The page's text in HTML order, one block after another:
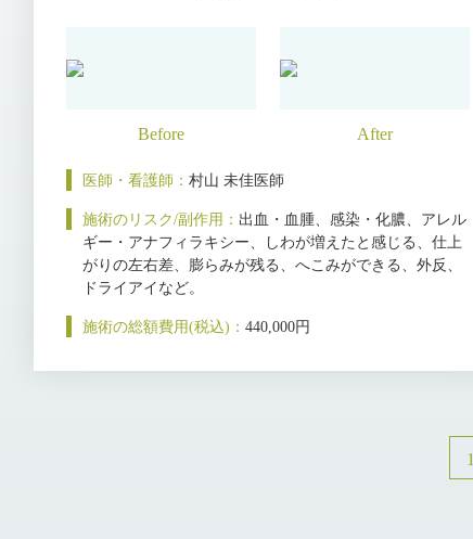
医師・看護師： 村山 未佳医師
施術のリスク/副作用： 出血・血腫、感染・化膿、アレル
ギー・アナフィラキシー、しわが増えたと感じる、仕上
がりの左右差、膨らみが残る、へこみができる、外反、
ドライアイなど。
施術の総額費用(税込)： 440,000円
1